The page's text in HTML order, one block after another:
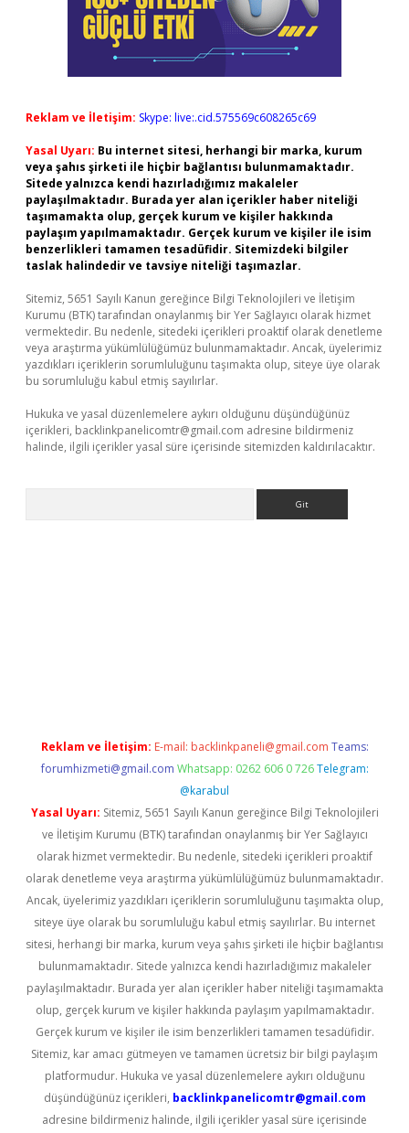
Reklam ve İletişim: Skype: live:.cid.575569c608265c69
Yasal Uyarı: Bu internet sitesi, herhangi bir marka, kurum
veya şahıs şirketi ile hiçbir bağlantısı bulunmamaktadır.
Sitede yalnızca kendi hazırladığımız makaleler
paylaşılmaktadır. Burada yer alan içerikler haber niteliği
taşımamakta olup, gerçek kurum ve kişiler hakkında
paylaşım yapılmamaktadır. Gerçek kurum ve kişiler ile isim
benzerlikleri tamamen tesadüfidir. Sitemizdeki bilgiler
taslak halindedir ve tavsiye niteliği taşımazlar.
Sitemiz, 5651 Sayılı Kanun gereğince Bilgi Teknolojileri ve İletişim
Kurumu (BTK) tarafından onaylanmış bir Yer Sağlayıcı olarak hizmet
vermektedir. Bu nedenle, sitedeki içerikleri proaktif olarak denetleme
veya araştırma yükümlülüğümüz bulunmamaktadır. Ancak, üyelerimiz
yazdıkları içeriklerin sorumluluğunu taşımakta olup, siteye üye olarak
bu sorumluluğu kabul etmiş sayılırlar.
Hukuka ve yasal düzenlemelere aykırı olduğunu düşündüğünüz
içerikleri, backlinkpanelicomtr@gmail.com adresine bildirmeniz
halinde, ilgili içerikler yasal süre içerisinde sitemizden kaldırılacaktır.
Reklam ve İletişim: E-mail: backlinkpaneli@gmail.com Teams:
forumhizmeti@gmail.com Whatsapp: 0262 606 0 726 Telegram:
@karabul
Yasal Uyarı: Sitemiz, 5651 Sayılı Kanun gereğince Bilgi Teknolojileri
ve İletişim Kurumu (BTK) tarafından onaylanmış bir Yer Sağlayıcı
olarak hizmet vermektedir. Bu nedenle, sitedeki içerikleri proaktif
olarak denetleme veya araştırma yükümlülüğümüz bulunmamaktadır.
Ancak, üyelerimiz yazdıkları içeriklerin sorumluluğunu taşımakta olup,
siteye üye olarak bu sorumluluğu kabul etmiş sayılırlar. Bu internet
sitesi, herhangi bir marka, kurum veya şahıs şirketi ile hiçbir bağlantısı
bulunmamaktadır. Sitede yalnızca kendi hazırladığımız makaleler
paylaşılmaktadır. Burada yer alan içerikler haber niteliği taşımamakta
olup, gerçek kurum ve kişiler hakkında paylaşım yapılmamaktadır.
Gerçek kurum ve kişiler ile isim benzerlikleri tamamen tesadüfidir.
Sitemiz, kar amacı gütmeyen ve tamamen ücretsiz bir bilgi paylaşım
platformudur. Hukuka ve yasal düzenlemelere aykırı olduğunu
düşündüğünüz içerikleri, backlinkpanelicomtr@gmail.com
adresine bildirmeniz halinde, ilgili içerikler yasal süre içerisinde